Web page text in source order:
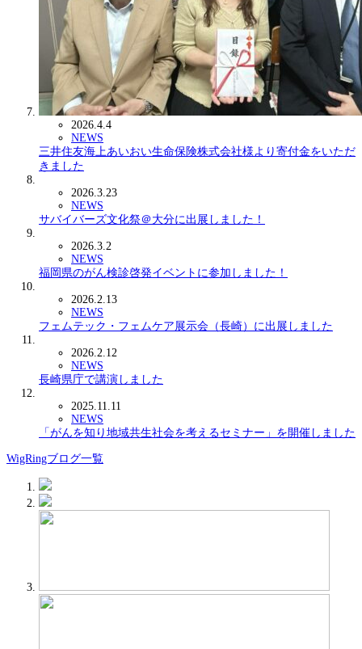
2026.4.4
NEWS
三井住友海上あいおい生命保険株式会社様より寄付金をいただ
きました
2026.3.23
NEWS
サバイバーズ文化祭＠大分に出展しました！
2026.3.2
NEWS
福岡県のがん検診啓発イベントに参加しました！
2026.2.13
NEWS
フェムテック・フェムケア展示会（長崎）に出展しました
2026.2.12
NEWS
長崎県庁で講演しました
2025.11.11
NEWS
「がんを知り地域共生社会を考えるセミナー」を開催しました
WigRingブログ一覧